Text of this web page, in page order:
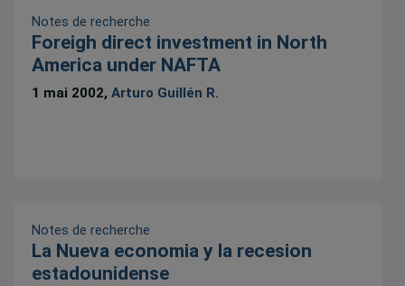
Notes de recherche
Foreigh direct investment in North
America under NAFTA
1 mai 2002,Arturo Guillén R.
Notes de recherche
La Nueva economia y la recesion
estadounidense